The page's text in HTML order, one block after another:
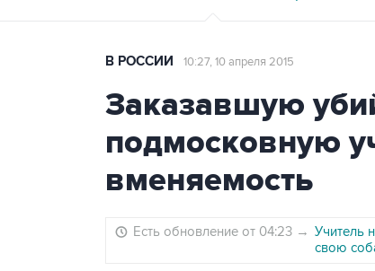
В РОССИИ 10:27, 10 апреля 2015
Заказавшую
подмосковную
вменяемость
Есть обновление от 04:23 → Учитель
свою